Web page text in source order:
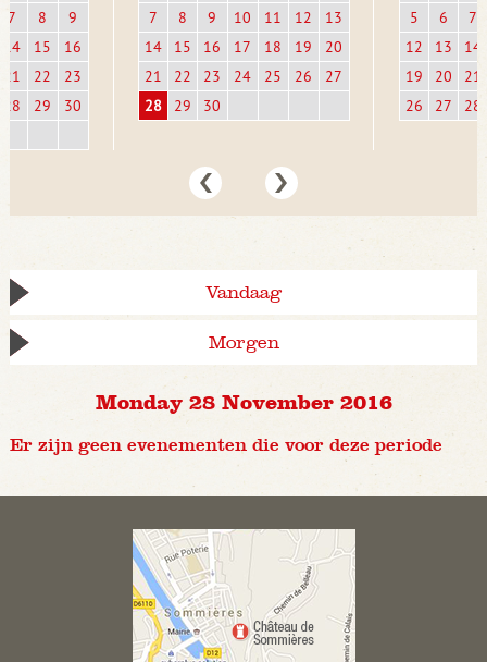
7
8
9
14
15
16
21
22
23
28
29 30
7
8 9 10 11 12
13
14
15 16 17 18 19
20
21
22 23 24 25 26
27
28
29 30
5 6
7
12
13
14
19
20
21
26
27 28
Vandaag
Morgen
Monday 28 November 2016
Er zijn geen evenementen die voor deze periode